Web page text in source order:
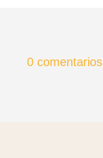
0 comentarios